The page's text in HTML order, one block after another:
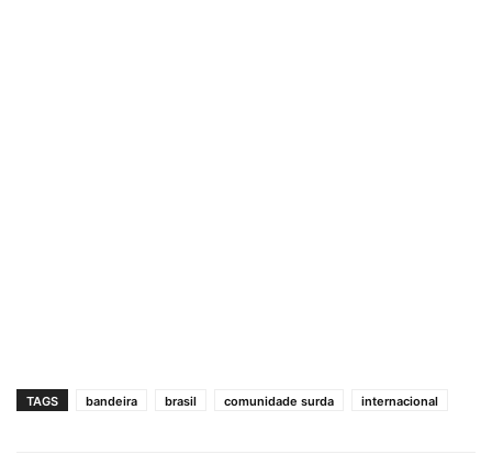
TAGS bandeira brasil comunidade surda internacional